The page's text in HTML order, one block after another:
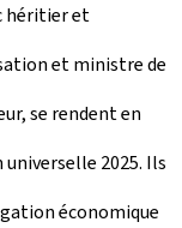
héritier et
et ministre de
se rendent en
2025. Ils
économique